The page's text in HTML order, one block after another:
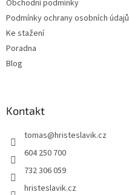
Obchodní podmínky
Podmínky ochrany osobních údajů
Ke stažení
Poradna
Blog
Kontakt
tomas@hristeslavik.cz
604 250 700
732 306 059
hristeslavik.cz